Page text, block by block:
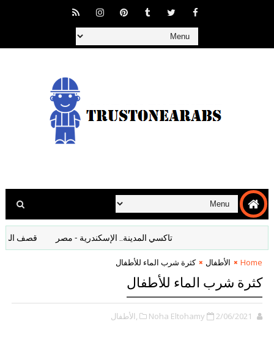
تاكسي المدينة.. الإسكندرية - مصر قصف المانيا
Home الأطفال كثرة شرب الماء للأطفال
كثرة شرب الماء للأطفال
Noha Eltohamy 2/06/2021 ,الأطفال